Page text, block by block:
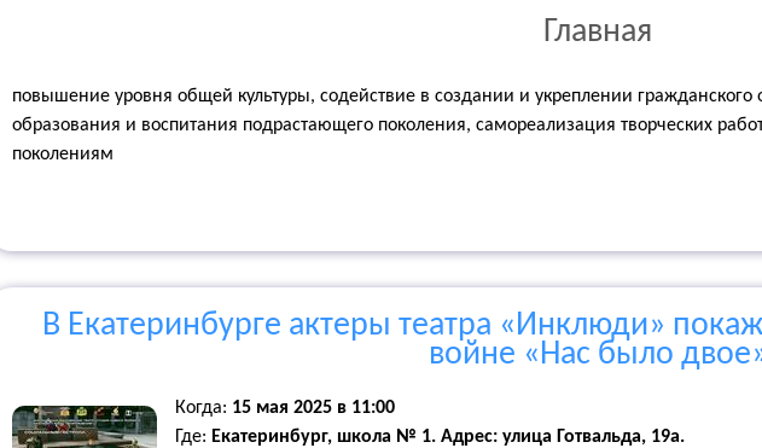
Главная
повышение уровня общей культуры, содействие в создании и укреплении гражданского
образования и воспитания подрастающего поколения, самореализация творческих
поколениям
В Екатеринбурге актеры театра «Инклюди»
войне «Нас было
Когда: 15 мая 2025 в 11:00
Где: Екатеринбург, школа № 1. Адрес: улица Готвальда, 19а.